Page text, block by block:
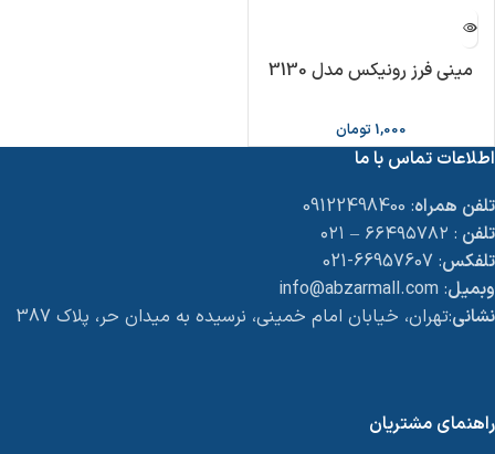
مینی فرز رونیکس مدل 3130
1,000 تومان
اطلاعات تماس با ما
تلفن همراه: 09122498400
تلفن : ۶۶۴۹۵۷۸۲ – ۰۲۱
تلفکس: 66957607-021
وبمیل: info@abzarmall.com
نشانی:تهران، خیابان امام خمینی، نرسیده به میدان حر، پلاک 387
راهنمای مشتریان